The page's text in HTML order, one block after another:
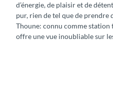
d’énergie, de plaisir et de
pur, rien de tel que de prendre
Thoune: connu comme
offre une vue inoubliable sur